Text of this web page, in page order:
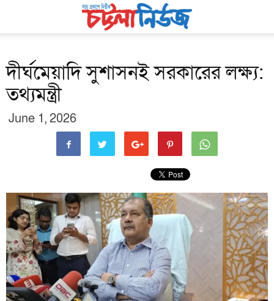
দীর্ঘমেয়াদি সুশাসনই সরকারের লক্ষ্য:
তথ্যমন্ত্রী
June 1, 2026